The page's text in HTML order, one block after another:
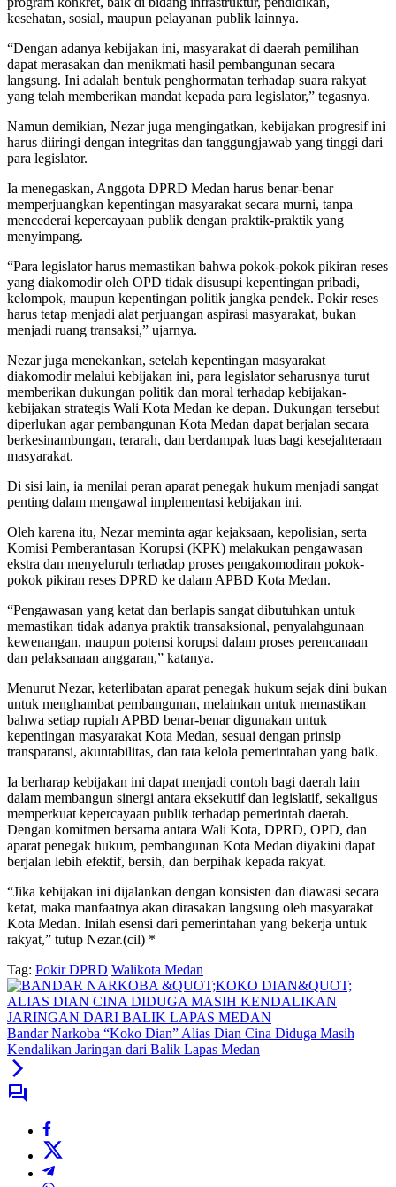
kesehatan, sosial, maupun pelayanan publik lainnya.
“Dengan adanya kebijakan ini, masyarakat di daerah pemilihan
dapat merasakan dan menikmati hasil pembangunan secara
langsung. Ini adalah bentuk penghormatan terhadap suara rakyat
yang telah memberikan mandat kepada para legislator,” tegasnya.
Namun demikian, Nezar juga mengingatkan, kebijakan progresif ini
harus diiringi dengan integritas dan tanggungjawab yang tinggi dari
para legislator.
Ia menegaskan, Anggota DPRD Medan harus benar-benar
memperjuangkan kepentingan masyarakat secara murni, tanpa
mencederai kepercayaan publik dengan praktik-praktik yang
menyimpang.
“Para legislator harus memastikan bahwa pokok-pokok pikiran reses
yang diakomodir oleh OPD tidak disusupi kepentingan pribadi,
kelompok, maupun kepentingan politik jangka pendek. Pokir reses
harus tetap menjadi alat perjuangan aspirasi masyarakat, bukan
menjadi ruang transaksi,” ujarnya.
Nezar juga menekankan, setelah kepentingan masyarakat
diakomodir melalui kebijakan ini, para legislator seharusnya turut
memberikan dukungan politik dan moral terhadap kebijakan-
kebijakan strategis Wali Kota Medan ke depan. Dukungan tersebut
diperlukan agar pembangunan Kota Medan dapat berjalan secara
berkesinambungan, terarah, dan berdampak luas bagi kesejahteraan
masyarakat.
Di sisi lain, ia menilai peran aparat penegak hukum menjadi sangat
penting dalam mengawal implementasi kebijakan ini.
Oleh karena itu, Nezar meminta agar kejaksaan, kepolisian, serta
Komisi Pemberantasan Korupsi (KPK) melakukan pengawasan
ekstra dan menyeluruh terhadap proses pengakomodiran pokok-
pokok pikiran reses DPRD ke dalam APBD Kota Medan.
“Pengawasan yang ketat dan berlapis sangat dibutuhkan untuk
memastikan tidak adanya praktik transaksional, penyalahgunaan
kewenangan, maupun potensi korupsi dalam proses perencanaan
dan pelaksanaan anggaran,” katanya.
Menurut Nezar, keterlibatan aparat penegak hukum sejak dini bukan
untuk menghambat pembangunan, melainkan untuk memastikan
bahwa setiap rupiah APBD benar-benar digunakan untuk
kepentingan masyarakat Kota Medan, sesuai dengan prinsip
transparansi, akuntabilitas, dan tata kelola pemerintahan yang baik.
Ia berharap kebijakan ini dapat menjadi contoh bagi daerah lain
dalam membangun sinergi antara eksekutif dan legislatif, sekaligus
memperkuat kepercayaan publik terhadap pemerintah daerah.
Dengan komitmen bersama antara Wali Kota, DPRD, OPD, dan
aparat penegak hukum, pembangunan Kota Medan diyakini dapat
berjalan lebih efektif, bersih, dan berpihak kepada rakyat.
“Jika kebijakan ini dijalankan dengan konsisten dan diawasi secara
ketat, maka manfaatnya akan dirasakan langsung oleh masyarakat
Kota Medan. Inilah esensi dari pemerintahan yang bekerja untuk
rakyat,” tutup Nezar.(cil) *
Tag: Pokir DPRD Walikota Medan
Bandar Narkoba “Koko Dian” Alias Dian Cina Diduga Masih
Kendalikan Jaringan dari Balik Lapas Medan